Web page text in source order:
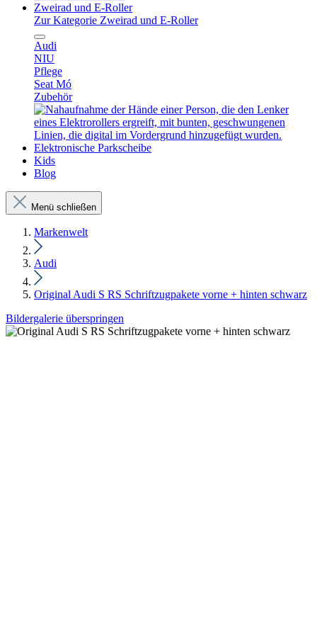
Zweirad und E-Roller
Zur Kategorie Zweirad und E-Roller
Audi
NIU
Pflege
Seat Mó
Zubehör
Elektronische Parkscheibe
Kids
Blog
Menü schließen
Markenwelt
Audi
Original Audi S RS Schriftzugpakete vorne + hinten schwarz
Bildergalerie überspringen